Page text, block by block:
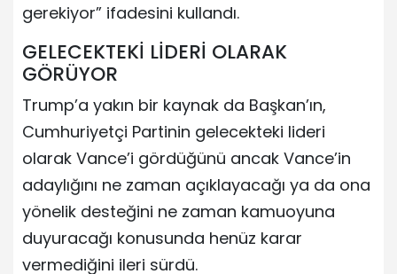
gerekiyor” ifadesini kullandı.
GELECEKTEKİ LİDERİ OLARAK
GÖRÜYOR
Trump’a yakın bir kaynak da Başkan’ın,
Cumhuriyetçi Partinin gelecekteki lideri
olarak Vance’i gördüğünü ancak Vance’in
adaylığını ne zaman açıklayacağı ya da ona
yönelik desteğini ne zaman kamuoyuna
duyuracağı konusunda henüz karar
vermediğini ileri sürdü.